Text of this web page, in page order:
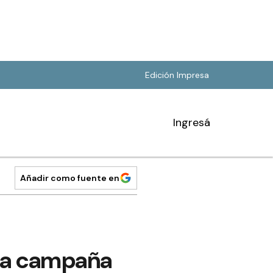
Edición Impresa
Ingresá
Añadir como fuente en
campaña